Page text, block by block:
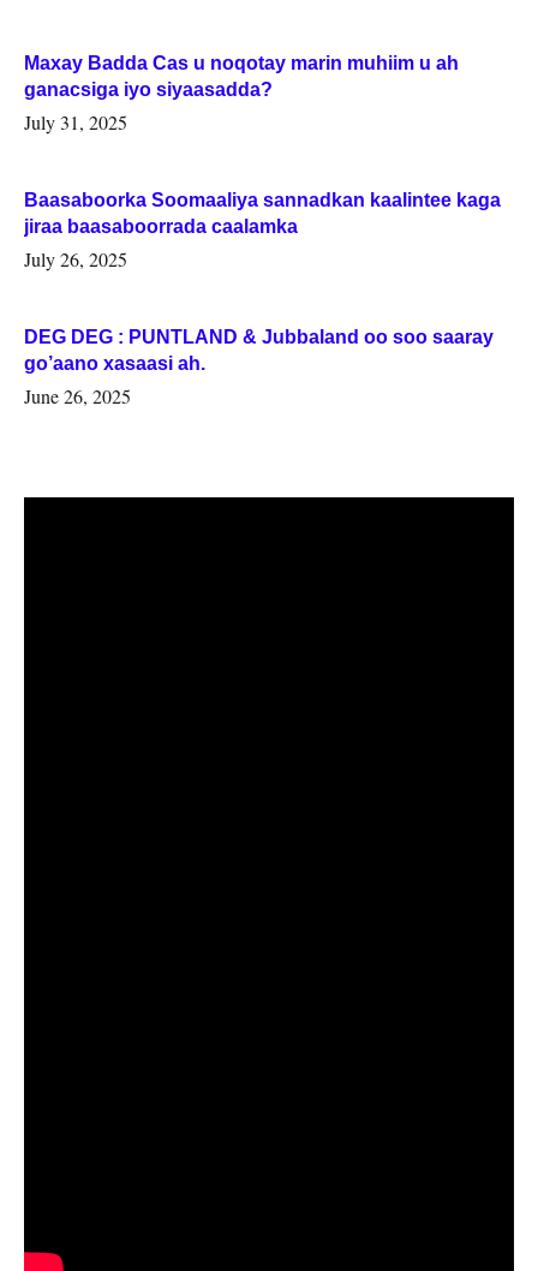
Maxay Badda Cas u noqotay marin muhiim u ah
ganacsiga iyo siyaasadda?
July 31, 2025
Baasaboorka Soomaaliya sannadkan kaalintee kaga
jiraa baasaboorrada caalamka
July 26, 2025
DEG DEG : PUNTLAND & Jubbaland oo soo saaray
go’aano xasaasi ah.
June 26, 2025